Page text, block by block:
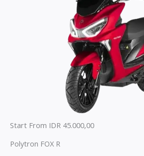
Start From IDR 45.000,00
Polytron FOX R